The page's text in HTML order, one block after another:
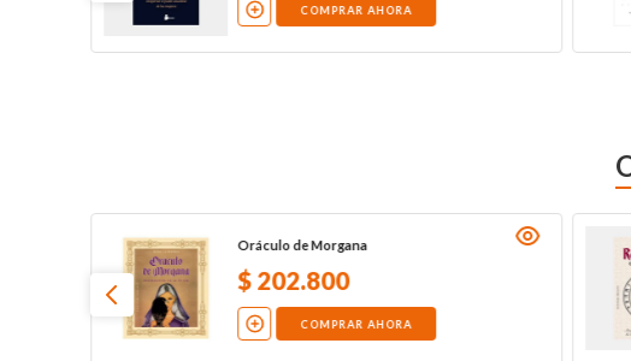
COMPRAR AHORA
Oráculo de Morgana
$ 202.800
COMPRAR AHORA